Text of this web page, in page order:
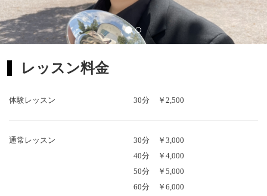
レッスン料金
体験レッスン 30分 ￥2,500
通常レッスン 30分
￥3,000
40分
￥4,000
50分
￥5,000
60分
￥6,000